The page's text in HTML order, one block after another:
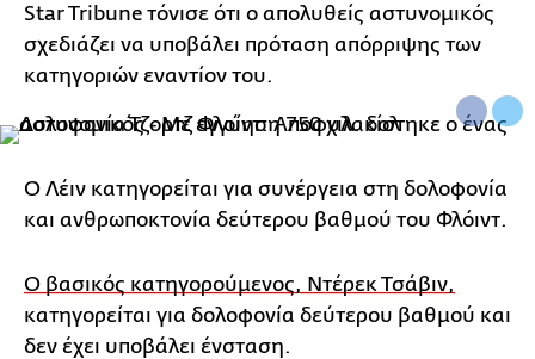
Star Tribune τόνισε ότι ο απολυθείς αστυνομικός
σχεδιάζει να υποβάλει πρόταση απόρριψης των
κατηγοριών εναντίον του.
Ο Λέιν κατηγορείται για συνέργεια στη δολοφονία
και ανθρωποκτονία δεύτερου βαθμού του Φλόιντ.
Ο βασικός κατηγορούμενος, Ντέρεκ Τσάβιν,
κατηγορείται για δολοφονία δεύτερου βαθμού και
δεν έχει υποβάλει ένσταση.